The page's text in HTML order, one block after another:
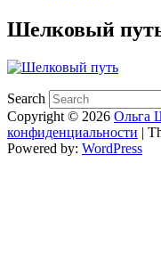
Шелковый
Search
Copyright © 2026 Ольга
конфиденциальности |
Powered by: WordPress